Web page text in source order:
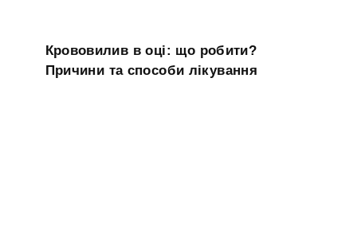
Крововилив в оці: що робити?
Причини та способи лікування